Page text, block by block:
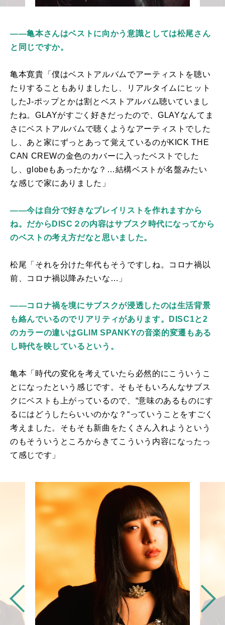
――亀本さんはベストに向かう意識としては松尾さん
と同じですか。
亀本寛貴「僕はベストアルバムでアーティストを聴い
たりすることもありましたし、リアルタイムにヒット
したJ-ポップとかは割とベストアルバム聴いていまし
たね。 GLAYがすごく好きだったので、GLAYなんてま
さにベストアルバムで聴くようなアーティストでした
し、あと家にずっとあって覚えているのがKICK THE
CAN CREWの金色のカバーに入ったベストでした
し、globeもあったかな？…結構ベストが名盤みたい
な感じで家にありました」
――今は自分で好きなプレイリストを作れますから
ね。だからDISC２の内容はサブスク時代になってから
のベストの考え方だなと思いました。
松尾「それを分けた年代もそうですしね。コロナ禍以
前、コロナ禍以降みたいな…」
――コロナ禍を境にサブスクが浸透したのは生活背景
も絡んでいるのでリアリティがあります。DISC1と2
のカラーの違いはGLIM SPANKYの音楽的変遷もある
し時代を映しているという。
亀本「時代の変化を考えていたら必然的にこういうこ
とになったという感じです。そもそもいろんなサブス
クにベストも上がっているので、“意味のあるものにす
るにはどうしたらいいのかな？“っていうことをすごく
考えました。そもそも新曲をたくさん入れようという
のもそういうところからきてこういう内容になったっ
て感じです」